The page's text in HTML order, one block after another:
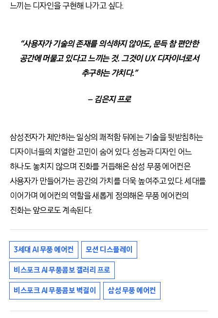
느끼는 디자인을 구현해 나가고 싶다.
“사용자가 기술의 존재를 의식하지 않아도, 문득 참 편안한
공간에 머물고 있다고 느끼는 것. 그것이 UX 디자이너로서
추구하는 가치다.”
– 김은지 프로
삼성전자가 제안하는 일상의 쾌적함 뒤에는 기술을 뒷받침하는
디자이너들의 치열한 고민이 숨어 있다. 성능과 디자인 어느
하나도 놓치지 않으며 진화를 거듭해온 삼성 무풍 에어컨은
사용자가 만들어가는 공간의 가치를 더욱 높여주고 있다. 세대를
이어가며 에어컨의 역할을 새롭게 정의해온 무풍 에어컨의
진화는 앞으로도 계속된다.
3세대 AI 무풍 에어컨 모션 디스플레이
비스포크 AI 무풍콤보 갤러리 프로
비스포크 AI 무풍콤보 벽걸이 삼성 무풍 에어컨